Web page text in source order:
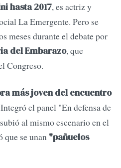
hasta 2017, es actriz y
La Emergente. Pero se
meses durante el debate por
del Embarazo, que
Congreso.
más joven del encuentro
el panel "En defensa de
al mismo escenario en el
se unan "pañuelos